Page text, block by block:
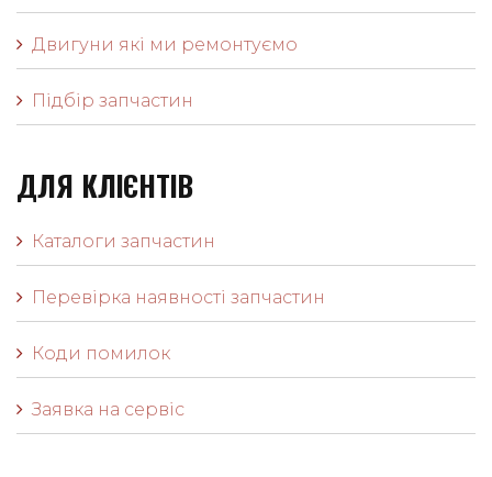
Двигуни які ми ремонтуємо
Підбір запчастин
ДЛЯ КЛІЄНТІВ
Каталоги запчастин
Перевірка наявності запчастин
Коди помилок
Заявка на сервіс